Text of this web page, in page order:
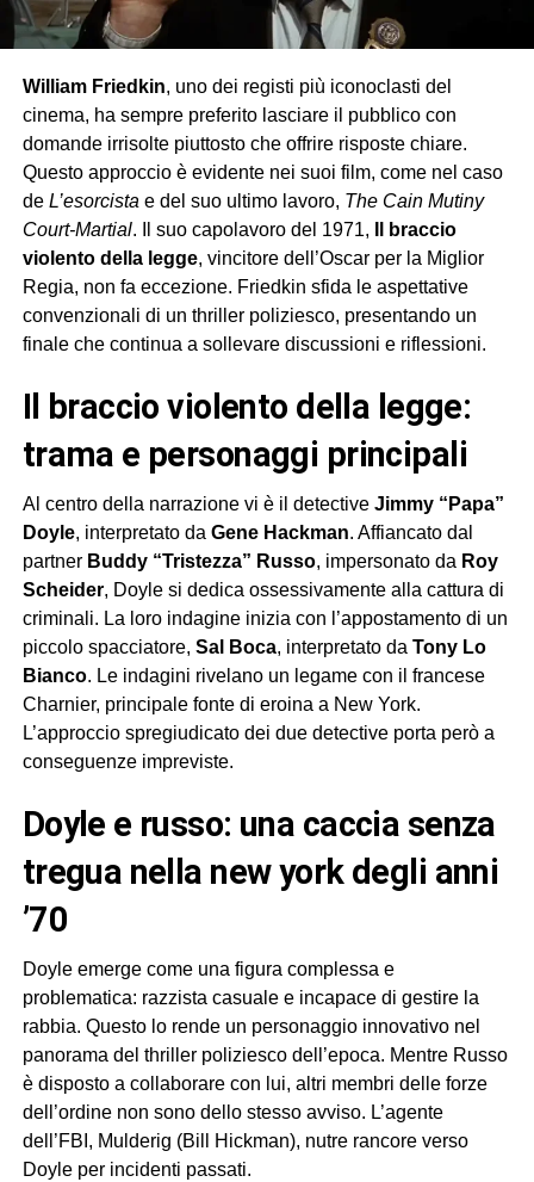
William Friedkin, uno dei registi più iconoclasti del
cinema, ha sempre preferito lasciare il pubblico con
domande irrisolte piuttosto che offrire risposte chiare.
Questo approccio è evidente nei suoi film, come nel caso
de L’esorcista e del suo ultimo lavoro, The Cain Mutiny
Court-Martial. Il suo capolavoro del 1971,
Il braccio
violento della legge, vincitore dell’Oscar per la Miglior
Regia, non fa eccezione. Friedkin sfida le aspettative
convenzionali di un thriller poliziesco, presentando un
finale che continua a sollevare discussioni e riflessioni.
il braccio violento della legge:
trama e personaggi principali
Al centro della narrazione vi è il detective Jimmy “Papa”
Doyle, interpretato da Gene Hackman. Affiancato dal
partner Buddy “Tristezza” Russo, impersonato da Roy
Scheider, Doyle si dedica ossessivamente alla cattura di
criminali. La loro indagine inizia con l’appostamento di un
piccolo spacciatore, Sal Boca, interpretato da Tony Lo
Bianco. Le indagini rivelano un legame con il francese
Charnier, principale fonte di eroina a New York.
L’approccio spregiudicato dei due detective porta però a
conseguenze impreviste.
doyle e russo: una caccia senza
tregua nella new york degli anni
’70
Doyle emerge come una figura complessa e
problematica: razzista casuale e incapace di gestire la
rabbia. Questo lo rende un personaggio innovativo nel
panorama del thriller poliziesco dell’epoca. Mentre Russo
è disposto a collaborare con lui, altri membri delle forze
dell’ordine non sono dello stesso avviso. L’agente
dell’FBI, Mulderig (Bill Hickman), nutre rancore verso
Doyle per incidenti passati.